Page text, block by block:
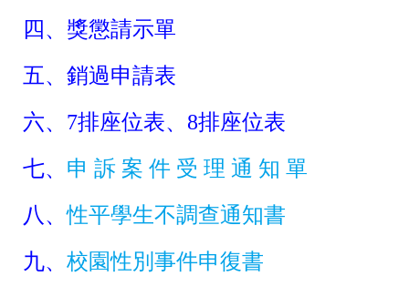
四、 獎懲請示單
五、 銷過申請表
六、 7排座位表、 8排座位表
七、 申 訴 案 件 受 理 通 知 單
八、性平學生不調查通知書
九、 校園性別事件申復書